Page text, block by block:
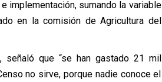
implementación, sumando la variable
en la comisión de Agricultura del
señaló que “se han gastado 21 mil
no sirve, porque nadie conoce el